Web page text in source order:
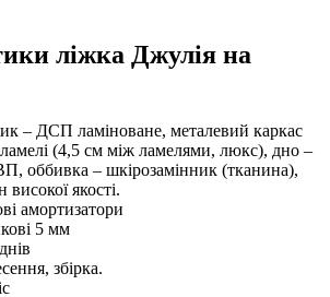
ліжка Джулія на
– ДСП ламіноване, металевий каркас
ламелі (4,5 см між ламелями, люкс), дно –
оббивка – шкірозамінник (тканина),
високої якості.
амортизатори
5 мм
збірка.